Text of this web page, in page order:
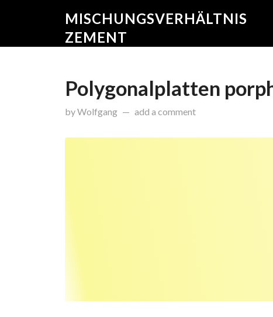
MISCHUNGSVERHÄLTNIS
ZEMENT
Polygonalplatten
byWolfgang onOktober 20, 2015
add a comment